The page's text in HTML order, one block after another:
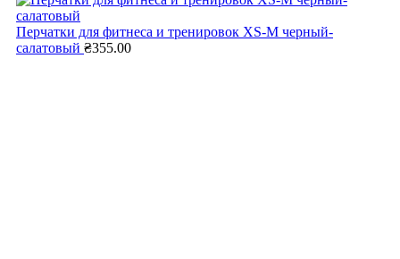
Перчатки для фитнеса и тренировок XS-M черный-
салатовый ₴355.00